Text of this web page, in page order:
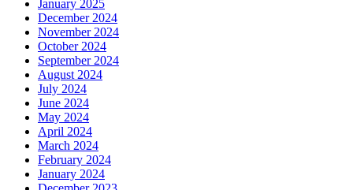
January 2025
December 2024
November 2024
October 2024
September 2024
August 2024
July 2024
June 2024
May 2024
April 2024
March 2024
February 2024
January 2024